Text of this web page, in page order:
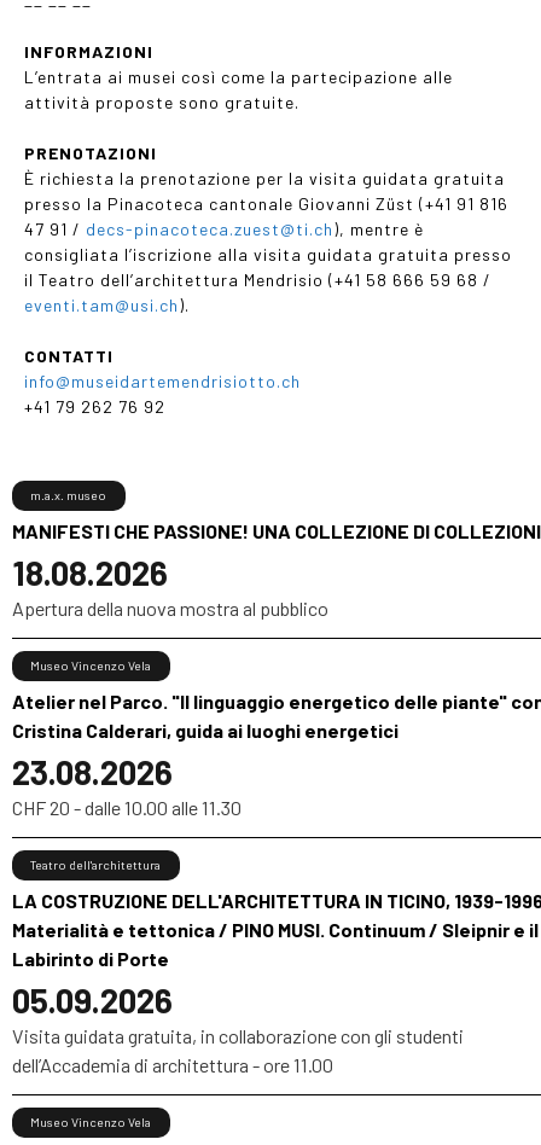
INFORMAZIONI
L’entrata ai musei così come la partecipazione alle
attività proposte sono gratuite.
PRENOTAZIONI
È richiesta la prenotazione per la visita guidata gratuita
presso la Pinacoteca cantonale Giovanni Züst (+41 91 816
47 91 / decs-pinacoteca.zuest@ti.ch), mentre è
consigliata l’iscrizione alla visita guidata gratuita presso
il Teatro dell’architettura Mendrisio (+41 58 666 59 68 /
eventi.tam@usi.ch).
CONTATTI
info@museidartemendrisiotto.ch
+41 79 262 76 92
MANIFESTI CHE PASSIONE! UNA COLLEZIONE DI COLLEZIONI
18.08.2026
m.a.x. museo
Apertura della nuova mostra al pubblico
Atelier nel Parco. "Il linguaggio energetico delle piante"
Cristina Calderari, guida ai luoghi energetici
23.08.2026
Museo Vincenzo Vela
CHF 20 - dalle 10.00 alle 11.30
LA COSTRUZIONE DELL'ARCHITETTURA IN TICINO, 1939-
Materialità e tettonica / PINO MUSI. Continuum / Sleipnir e il
Labirinto di Porte
05.09.2026
Teatro dell'architettura
Visita guidata gratuita, in collaborazione con gli studenti
dell’Accademia di architettura - ore 11.00
Museo Vincenzo Vela